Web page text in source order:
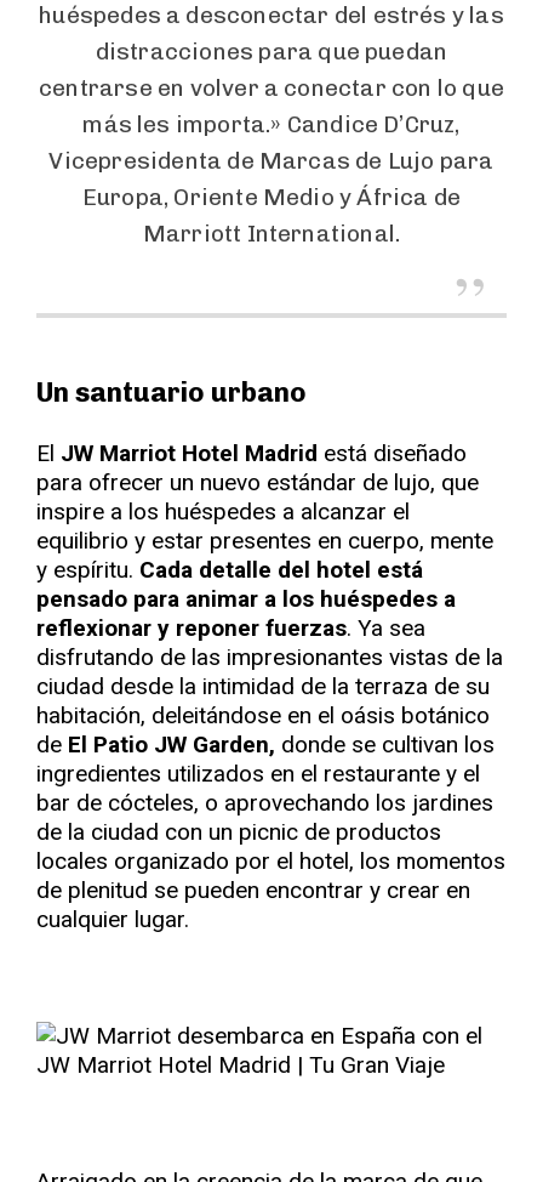
huéspedes a desconectar del estrés y las
distracciones para que puedan
centrarse en volver a conectar con lo que
más les importa.» Candice D’Cruz,
Vicepresidenta de Marcas de Lujo para
Europa, Oriente Medio y África de
Marriott International.
Un santuario urbano
El JW Marriot Hotel Madrid está diseñado
para ofrecer un nuevo estándar de lujo, que
inspire a los huéspedes a alcanzar el
equilibrio y estar presentes en cuerpo, mente
y espíritu. Cada detalle del hotel está
pensado para animar a los huéspedes a
reflexionar y reponer fuerzas. Ya sea
disfrutando de las impresionantes vistas de la
ciudad desde la intimidad de la terraza de su
habitación, deleitándose en el oásis botánico
de El Patio JW Garden, donde se cultivan los
ingredientes utilizados en el restaurante y el
bar de cócteles, o aprovechando los jardines
de la ciudad con un picnic de productos
locales organizado por el hotel, los momentos
de plenitud se pueden encontrar y crear en
cualquier lugar.